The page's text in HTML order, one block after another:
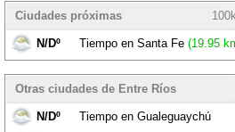
Ciudades próximas
N/Dº Tiempo en Santa Fe (19.95
Otras ciudades de Entre Ríos
N/Dº Tiempo en Gualeguaychú